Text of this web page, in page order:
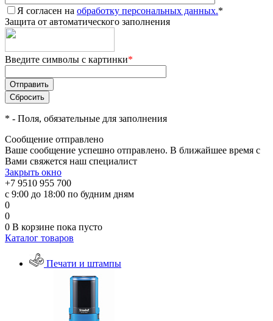
Я согласен на обработку персональных данных.*
Защита от автоматического заполнения
Введите символы с картинки*
* - Поля, обязательные для заполнения
Сообщение отправлено
Ваше сообщение успешно отправлено. В ближайшее время с
Вами свяжется наш специалист
Закрыть окно
+7 9510 955 700
с 9:00 до 18:00 по будним дням
0
0
0 В корзине пока пусто
Каталог товаров
Печати и штампы